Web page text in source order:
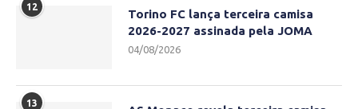
12
Torino FC lança terceira camisa
2026-2027 assinada pela JOMA
04/08/2026
13